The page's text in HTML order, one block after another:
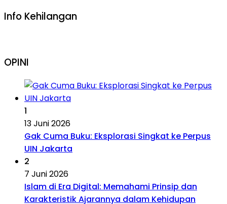
Info Kehilangan
OPINI
1
13 Juni 2026
Gak Cuma Buku: Eksplorasi Singkat ke Perpus
UIN Jakarta
2
7 Juni 2026
Islam di Era Digital: Memahami Prinsip dan
Karakteristik Ajarannya dalam Kehidupan